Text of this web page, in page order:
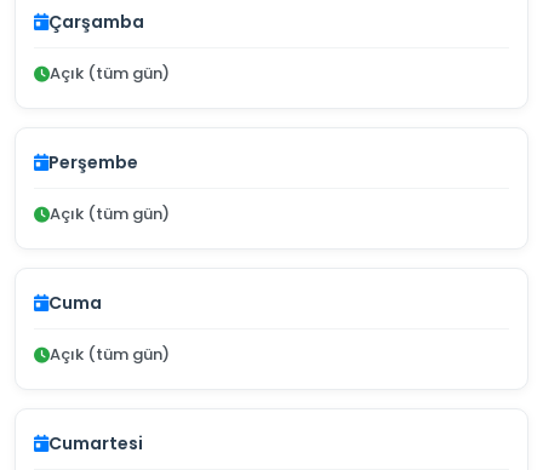
Çarşamba
Açık (tüm gün)
Perşembe
Açık (tüm gün)
Cuma
Açık (tüm gün)
Cumartesi